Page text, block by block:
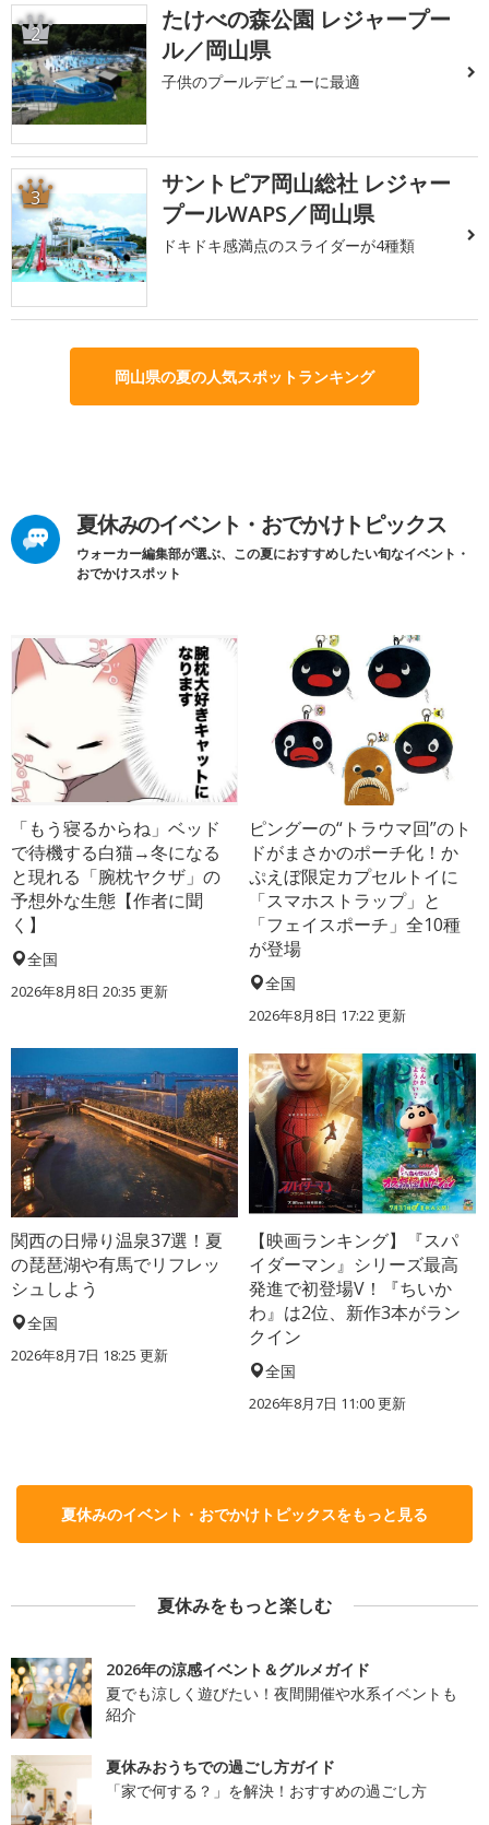
2
たけべの森公園 レジャープー
ル／岡山県
子供のプールデビューに最適
3
サントピア岡山総社 レジャー
プールWAPS／岡山県
ドキドキ感満点のスライダーが4種類
岡山県の夏の人気スポットランキング
夏休みのイベント・おでかけトピックス
ウォーカー編集部が選ぶ、この夏におすすめしたい旬なイベント・
おでかけスポット
「もう寝るからね」ベッド
で待機する白猫→冬になる
と現れる「腕枕ヤクザ」の
予想外な生態【作者に聞
く】
全国
2026年8月8日 20:35 更新
ピングーの“トラウマ回”のト
ドがまさかのポーチ化！か
ぷえぼ限定カプセルトイに
「スマホストラップ」と
「フェイスポーチ」全10種
が登場
全国
2026年8月8日 17:22更新
関西の日帰り温泉37選！夏
の琵琶湖や有馬でリフレッ
シュしよう
全国
2026年8月7日 18:25 更新
【映画ランキング】『スパ
イダーマン』シリーズ最高
発進で初登場V！『ちいか
わ』は2位、新作3本がラン
クイン
全国
2026年8月7日 11:00更新
夏休みのイベント・おでかけトピックスをもっと見る
夏休みをもっと楽しむ
2026年の涼感イベント＆グルメガイド
夏でも涼しく遊びたい！夜間開催や水系イベントも
紹介
夏休みおうちでの過ごし方ガイド
「家で何する？」を解決！おすすめの過ごし方